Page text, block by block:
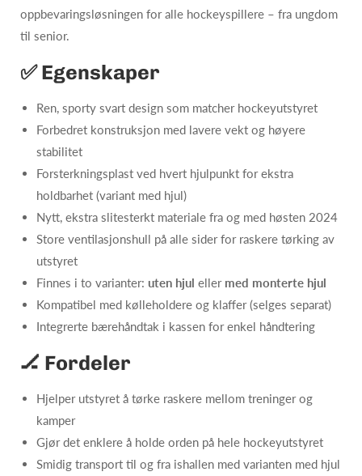
oppbevaringsløsningen for alle hockeyspillere – fra ungdom
til senior.
✅ Egenskaper
Ren, sporty svart design som matcher hockeyutstyret
Forbedret konstruksjon med lavere vekt og høyere
stabilitet
Forsterkningsplast ved hvert hjulpunkt for ekstra
holdbarhet (variant med hjul)
Nytt, ekstra slitesterkt materiale fra og med høsten 2024
Store ventilasjonshull på alle sider for raskere tørking av
utstyret
Finnes i to varianter: uten hjul eller med monterte hjul
Kompatibel med kølleholdere og klaffer (selges separat)
Integrerte bærehåndtak i kassen for enkel håndtering
🏒 Fordeler
Hjelper utstyret å tørke raskere mellom treninger og
kamper
Gjør det enklere å holde orden på hele hockeyutstyret
Smidig transport til og fra ishallen med varianten med hjul